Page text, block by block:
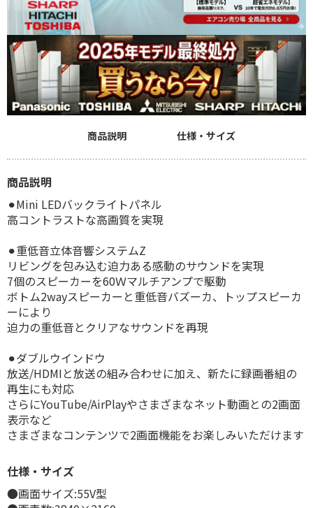
商品説明 仕様・サイズ
商品説明
⚫︎Mini LEDバックライトパネル
高コントラストな高画質を実現
⚫︎重低音立体音響システムZ
リビングを包み込む迫力ある感動のサウンドを実現
7個のスピーカーを60Ｗマルチアンプで駆動
ボトム2wayスピーカーと重低音バズーカ、トップスピーカ
ーにより
迫力の重低音とクリアなサウンドを再現
⚫︎ダブルウインドウ
放送/HDMIと放送の組み合わせに加え、新たに録画番組の
再生にも対応
さらにYouTube/AirPlayやさまざまなネット動画との2画面
表示など
さまざまなコンテンツで2画面機能をお楽しみいただけます
仕様・サイズ
●画面サイズ:55V型